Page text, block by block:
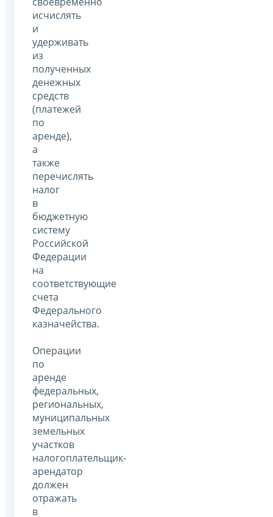
исчислять
и
удерживать
из
полученных
денежных
средств
(платежей
по
аренде),
а
также
перечислять
налог
в
бюджетную
систему
Российской
Федерации
на
соответствующие
счета
Федерального
казначейства.
Операции
по
аренде
федеральных,
региональных,
муниципальных
земельных
участков
налогоплательщик-
арендатор
должен
отражать
в